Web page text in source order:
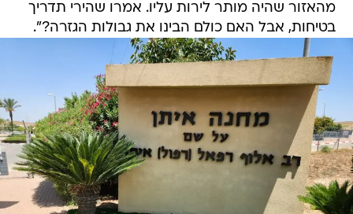
מהאזור שהיה מותר לירות עליו. אמרו שהירי תדריך
בטיחות, אבל האם כולם הבינו את גבולות הגזרה?".